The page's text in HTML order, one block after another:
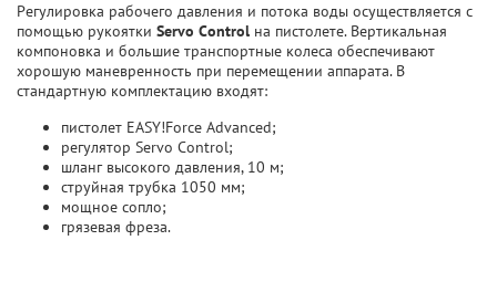
Регулировка рабочего давления и потока воды осуществляется с
помощью рукоятки Servo Control на пистолете. Вертикальная
компоновка и большие транспортные колеса обеспечивают
хорошую маневренность при перемещении аппарата. В
стандартную комплектацию входят:
пистолет EASY!Force Advanced;
регулятор Servo Control;
шланг высокого давления, 10 м;
струйная трубка 1050 мм;
мощное сопло;
грязевая фреза.